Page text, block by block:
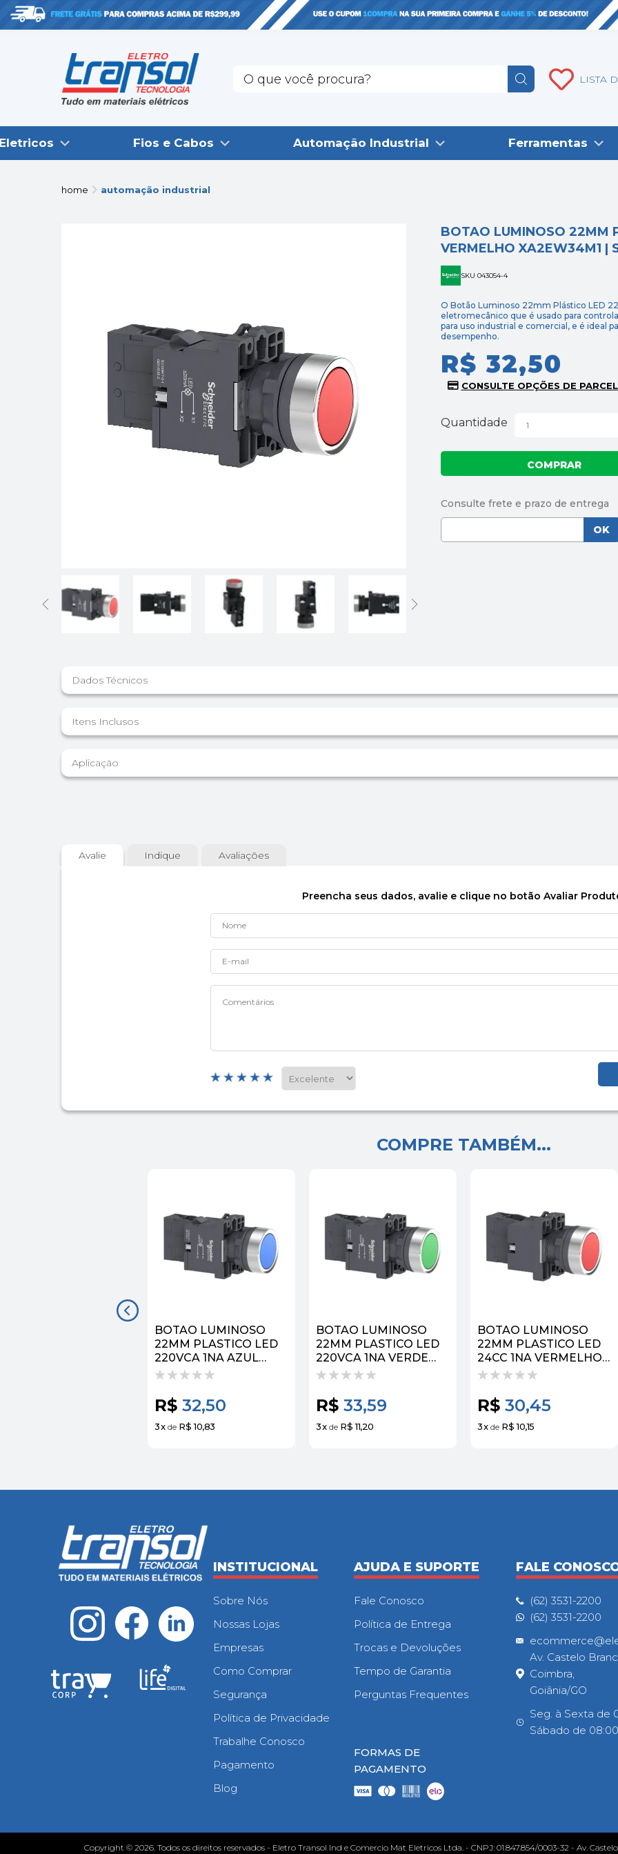
LISTA
Fios e Cabos Automação Industrial Ferramentas
home automação industrial
BOTAO LUMINOSO 22MM
VERMELHO XA2EW34M1 |
SKU 043054-4
O Botão Luminoso 22mm Plástico LED
eletromecânico que é usado para
para uso industrial e comercial, e é ideal
desempenho.
R$ 32,50
Quantidade
Dados Técnicos
Itens Inclusos
Aplicação
Avalie Indique Avaliações
Preencha seus dados, avalie e clique no botão Avaliar
COMPRE TAMBÉM...
BOTAO LUMINOSO
22MM PLASTICO LED
220VCA 1NA AZUL
XA2EW36M1 |
R$ 32,50
3x de R$ 10,83
BOTAO LUMINOSO
22MM PLASTICO LED
220VCA 1NA VERDE
XA2EW33M1 |
R$ 33,59
3x de R$ 11,20
BOTAO LUMINOSO
22MM PLASTICO LED
24CC 1NA VERMELHO
XA2EW34B1 |
R$ 30,45
3x de R$ 10,15
INSTITUCIONAL
Sobre Nós
Nossas Lojas
Empresas
Como Comprar
Segurança
Política de Privacidade
Trabalhe Conosco
Pagamento
Blog
AJUDA E SUPORTE
Fale Conosco
Política de Entrega
Trocas e Devoluções
Tempo de Garantia
Perguntas Frequentes
FORMAS DE
PAGAMENTO
FALE
(62) 3531-2200
(62) 3531-2200
Av. Castelo
Coimbra,
Goiânia/GO
Seg. à Sexta de
Sábado de
Copyright © 2026. Todos os direitos reservados - Eletro Transol Ind e Comercio Mat Eletricos Ltda. - CNPJ: 01.847.854/0003-32 - Av.